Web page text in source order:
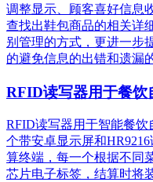
调整显示、顾客喜好信息
查找出鞋包商品的相关详
别管理的方式，更进一步
的避免信息的出错和遗漏
RFID读写器用于餐饮
RFID读写器用于智能餐
个带安卓显示屏和
算终端，每一个根据不同
芯片电子标签，结算时将